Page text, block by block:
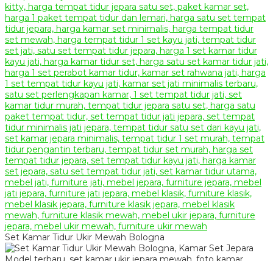
Set Kamar Tidur Ukir Mewah Bologna